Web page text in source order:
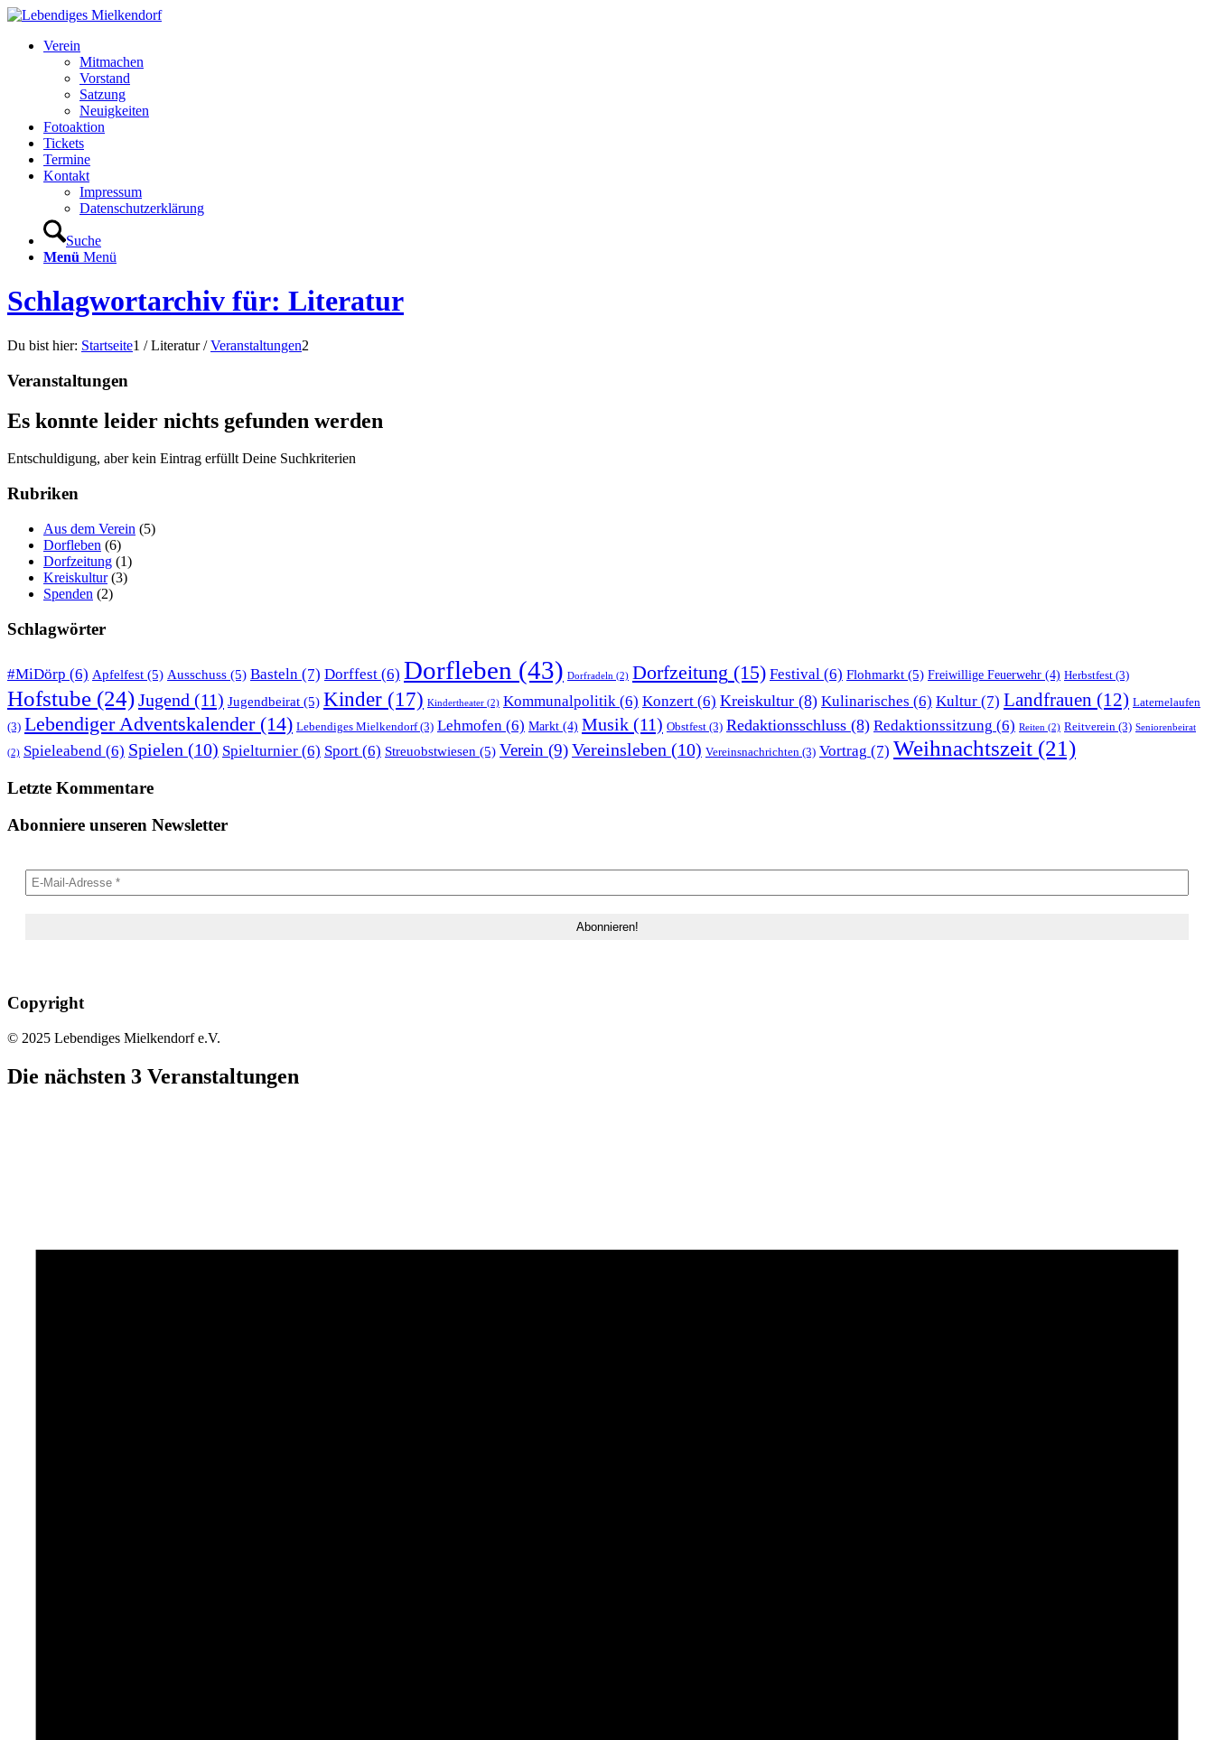
Verein
Mitmachen
Vorstand
Satzung
Neuigkeiten
Fotoaktion
Tickets
Termine
Kontakt
Impressum
Datenschutzerklärung
Suche
Menü Menü
Schlagwortarchiv für: Literatur
Du bist hier: Startseite1 / Literatur / Veranstaltungen2
Veranstaltungen
Es konnte leider nichts gefunden werden
Entschuldigung, aber kein Eintrag erfüllt Deine Suchkriterien
Rubriken
Aus dem Verein (5)
Dorfleben (6)
Dorfzeitung (1)
Kreiskultur(3)
Spenden (2)
Schlagwörter
#MiDörp (6) Apfelfest (5) Ausschuss (5) Basteln (7) Dorffest (6) Dorfleben (43) Dorfradeln (2) Dorfzeitung (15) Festival (6) Flohmarkt (5) Freiwillige Feuerwehr (4) Herbstfest (3)
Hofstube (24)Jugend (11) Jugendbeirat (5) Kinder (17) Kindertheater (2) Kommunalpolitik (6) Konzert (6) Kreiskultur (8) Kulinarisches (6) Kultur (7) Landfrauen (12) Laternelaufen
(3) Lebendiger Adventskalender(14) Lebendiges Mielkendorf(3) Lehmofen (6) Markt (4) Musik (11) Obstfest (3) Redaktionsschluss (8) Redaktionssitzung (6) Reiten (2) Reitverein (3) Seniorenbeirat
(2) Spieleabend (6) Spielen (10) Spielturnier (6) Sport (6) Streuobstwiesen (5) Verein (9)Vereinsleben (10) Vereinsnachrichten (3) Vortrag (7) Weihnachtszeit (21)
Letzte Kommentare
Abonniere unseren Newsletter
Copyright
© 2025 Lebendiges Mielkendorf e.V.
Die nächsten 3 Veranstaltungen